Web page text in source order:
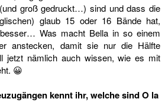
groß gedruckt…) sind und dass die
glaub 15 oder 16 Bände hat,
Was macht Bella in so einem
anstecken, damit sie nur die Hälfte
jetzt nämlich auch wissen, wie es mit
😀
kennt ihr, welche sind O la